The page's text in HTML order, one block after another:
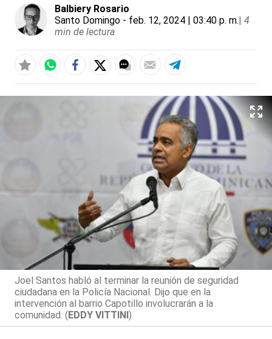
Balbiery Rosario
Santo Domingo - feb. 12, 2024 | 03:40 p. m.| 4
min de lectura
Joel Santos habló al terminar la reunión de seguridad
ciudadana en la Policía Nacional. Dijo que en la
intervención al barrio Capotillo involucrarán a la
comunidad. (EDDY VITTINI)